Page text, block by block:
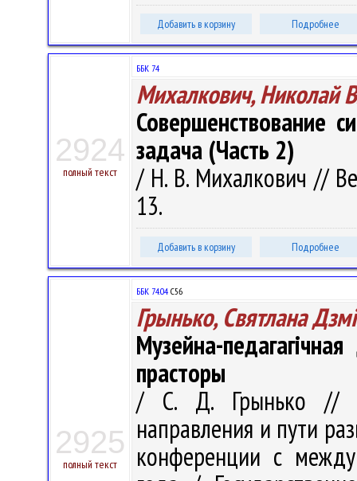
Добавить в корзину Подробнее
2924
полный текст
ББК 74
Михалкович, Николай
Совершенствование
задача (Часть 2)
/ Н. В. Михалкович //
13.
Добавить в корзину Подробнее
2925
полный текст
ББК 74.04 С56
Грынько, Святлана
Музейна-
прасторы
/ С. Д. Грынько //
направления и пути
конференции с